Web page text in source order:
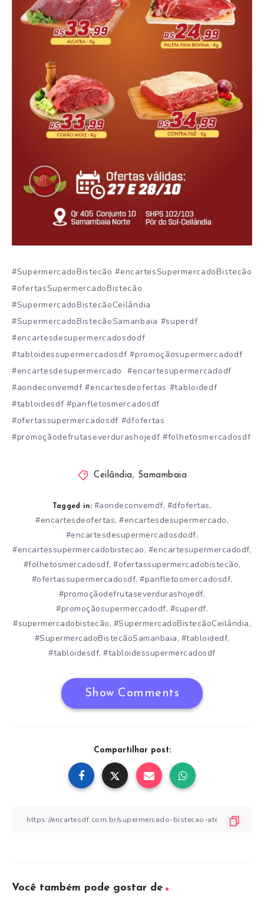
#SupermercadoBistecão #encartesSupermercadoBistecão
#ofertasSupermercadoBistecão
#SupermercadoBistecãoCeilândia
#SupermercadoBistecãoSamanbaia #superdf
#encartesdesupermercadosdodf
#tabloidessupermercadosdf #promoçãosupermercadodf
#encartesdesupermercado #encartesupermercadodf
#aondeconvemdf #encartesdeofertas #tabloidedf
#tabloidesdf #panfletosmercadosdf
#ofertassupermercadosdf #dfofertas
#promoçãodefrutaseverdurashojedf #folhetosmercadosdf
Ceilândia, Samambaia
Tagged in: #aondeconvemdf, #dfofertas,
#encartesdeofertas, #encartesdesupermercado,
#encartesdesupermercadosdodf,
#encartessupermercadobistecao, #encartesupermercadodf,
#folhetosmercadosdf, #ofertassupermercadobistecão,
#ofertassupermercadosdf, #panfletosmercadosdf,
#promoçãodefrutaseverdurashojedf,
#promoçãosupermercadodf, #superdf,
#supermercadobistecão, #SupermercadoBistecãoCeilândia,
#SupermercadoBistecãoSamanbaia, #tabloidedf,
#tabloidesdf,#tabloidessupermercadosdf
Show Comments
Compartilhar post:
Você também pode gostar de